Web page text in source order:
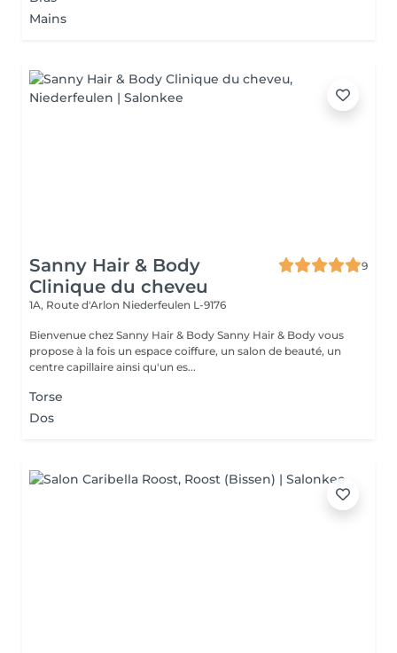
Mains
Sanny Hair & Body
Clinique du cheveu
9
1A, Route d'Arlon Niederfeulen L-9176
Bienvenue chez Sanny Hair & Body Sanny Hair & Body vous
propose à la fois un espace coiffure, un salon de beauté, un
centre capillaire ainsi qu'un es...
Torse
Dos